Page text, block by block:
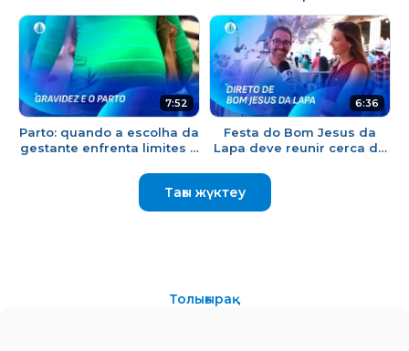
Quarta Show
a Mãe | Viva a Tarde
7:52
Parto: quando a escolha da
gestante enfrenta limites e
6:36
Festa do Bom Jesus da
Lapa deve reunir cerca de
Aparecida
Тағы жүктеу
Толығырақ